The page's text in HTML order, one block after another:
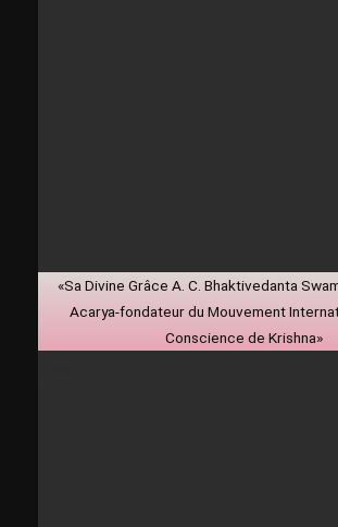
«Sa Divine Grâce A. C. Bhaktivedanta
Acarya-fondateur du Mouvement
Conscience de Krishna»